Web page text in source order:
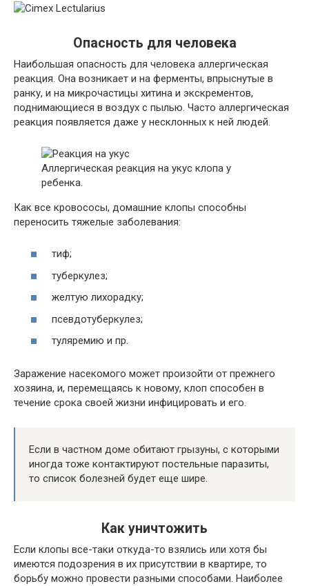
Опасность для человека
Наибольшая опасность для человека аллергическая
реакция. Она возникает и на ферменты, впрыснутые в
ранку, и на микрочастицы хитина и экскрементов,
поднимающиеся в воздух с пылью. Часто аллергическая
реакция появляется даже у несклонных к ней людей.
Аллергическая реакция на укус клопа у
ребенка.
Как все кровососы, домашние клопы способны
переносить тяжелые заболевания:
тиф;
туберкулез;
желтую лихорадку;
псевдотуберкулез;
туляремию и пр.
Заражение насекомого может произойти от прежнего
хозяина, и, перемещаясь к новому, клоп способен в
течение срока своей жизни инфицировать и его.
Если в частном доме обитают грызуны, с которыми
иногда тоже контактируют постельные паразиты,
то список болезней будет еще шире.
Как уничтожить
Если клопы все-таки откуда-то взялись или хотя бы
имеются подозрения в их присутствии в квартире, то
борьбу можно провести разными способами. Наиболее